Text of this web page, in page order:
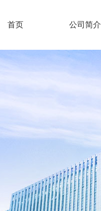
首页 公司简介